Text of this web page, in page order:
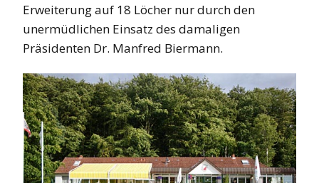
Erweiterung auf 18 Löcher nur durch den
unermüdlichen Einsatz des damaligen
Präsidenten Dr. Manfred Biermann.